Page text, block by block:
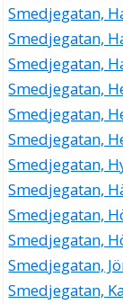
Smedjegatan,
Smedjegatan,
Smedjegatan,
Smedjegatan,
Smedjegatan,
Smedjegatan,
Smedjegatan,
Smedjegatan,
Smedjegatan,
Smedjegatan,
Smedjegatan,
Smedjegatan,